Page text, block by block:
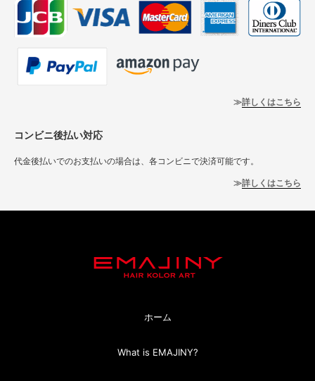
詳しくはこちら
コンビニ後払い対応
代金後払いでのお支払いの場合は、各コンビニで決済可能です。
詳しくはこちら
ホーム
What is EMAJINY?